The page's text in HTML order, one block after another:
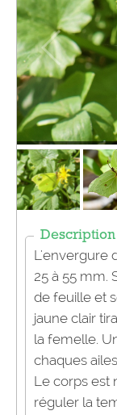
Description
L'envergure
25 à 55 mm.
de feuille et
jaune clair
la femelle.
chaques ailes
Le corps est
réguler la